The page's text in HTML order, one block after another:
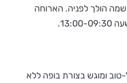
הולך לפניה. הארוחה
ומוגש בצורת בופה ללא